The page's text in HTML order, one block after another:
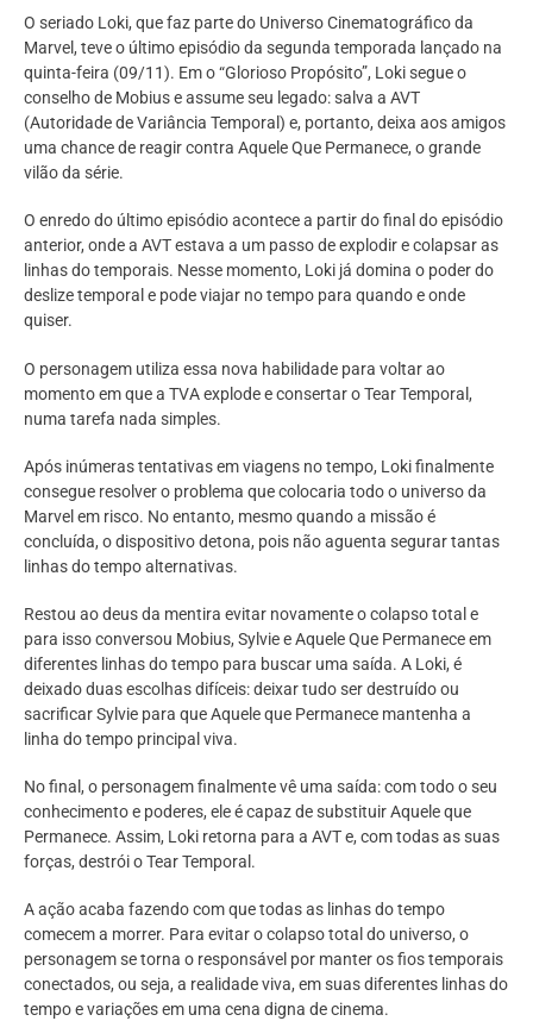
O seriado Loki, que faz parte do Universo Cinematográfico da
Marvel, teve o último episódio da segunda temporada lançado na
quinta-feira (09/11). Em o “Glorioso Propósito”, Loki segue o
conselho de Mobius e assume seu legado: salva a AVT
(Autoridade de Variância Temporal) e, portanto, deixa aos amigos
uma chance de reagir contra Aquele Que Permanece, o grande
vilão da série.
O enredo do último episódio acontece a partir do final do episódio
anterior, onde a AVT estava a um passo de explodir e colapsar as
linhas do temporais. Nesse momento, Loki já domina o poder do
deslize temporal e pode viajar no tempo para quando e onde
quiser.
O personagem utiliza essa nova habilidade para voltar ao
momento em que a TVA explode e consertar o Tear Temporal,
numa tarefa nada simples.
Após inúmeras tentativas em viagens no tempo, Loki finalmente
consegue resolver o problema que colocaria todo o universo da
Marvel em risco. No entanto, mesmo quando a missão é
concluída, o dispositivo detona, pois não aguenta segurar tantas
linhas do tempo alternativas.
Restou ao deus da mentira evitar novamente o colapso total e
para isso conversou Mobius, Sylvie e Aquele Que Permanece em
diferentes linhas do tempo para buscar uma saída. A Loki, é
deixado duas escolhas difíceis: deixar tudo ser destruído ou
sacrificar Sylvie para que Aquele que Permanece mantenha a
linha do tempo principal viva.
No final, o personagem finalmente vê uma saída: com todo o seu
conhecimento e poderes, ele é capaz de substituir Aquele que
Permanece. Assim, Loki retorna para a AVT e, com todas as suas
forças, destrói o Tear Temporal.
A ação acaba fazendo com que todas as linhas do tempo
comecem a morrer. Para evitar o colapso total do universo, o
personagem se torna o responsável por manter os fios temporais
conectados, ou seja, a realidade viva, em suas diferentes linhas do
tempo e variações em uma cena digna de cinema.